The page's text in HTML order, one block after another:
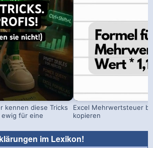
kennen diese Tricks
für eine
Excel Mehrwertsteuer
kopieren
im Lexikon!